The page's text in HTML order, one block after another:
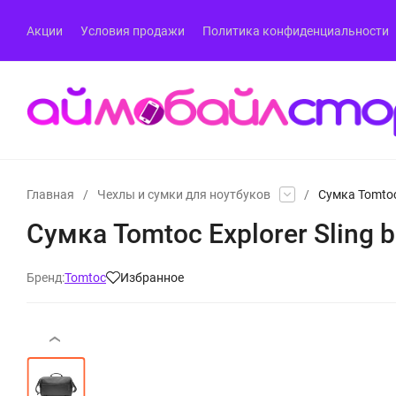
Акции Условия продажи Политика конфиденциальности
Главная / Чехлы и сумки для ноутбуков / Сумка
Сумка Tomtoc Explorer Sling
Бренд:Tomtoc Избранное
‹